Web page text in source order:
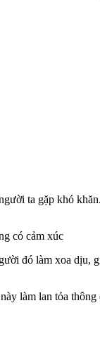
ta gặp khó
có cảm xúc
đó làm xoa dịu,
làm lan tỏa